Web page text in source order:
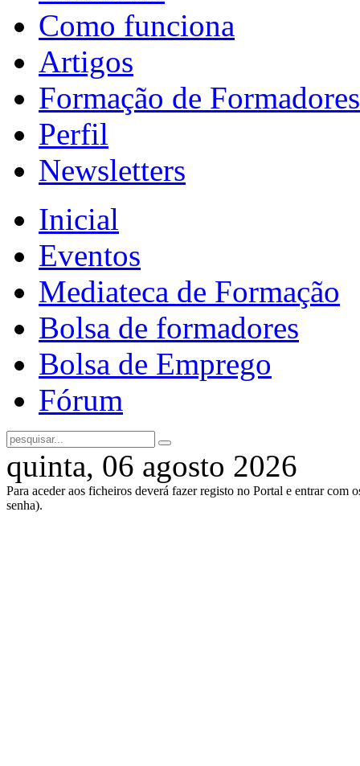
Como funciona
Artigos
Formação de Formadores
Perfil
Newsletters
Inicial
Eventos
Mediateca de Formação
Bolsa de formadores
Bolsa de Emprego
Fórum
quinta, 06 agosto 2026
Para aceder aos ficheiros deverá fazer registo no Portal e entrar com
senha).